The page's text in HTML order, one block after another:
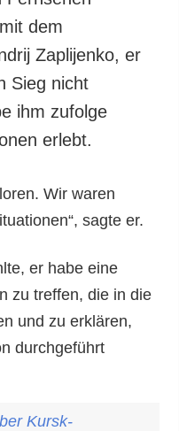
LEISTUNGEN
Abonnement
dem
Zaplijenko, er
Sieg nicht
ihm zufolge
erlebt.
Wir waren
sagte er.
er habe eine
zu treffen, die in die
und zu erklären,
durchgeführt
Kursk-